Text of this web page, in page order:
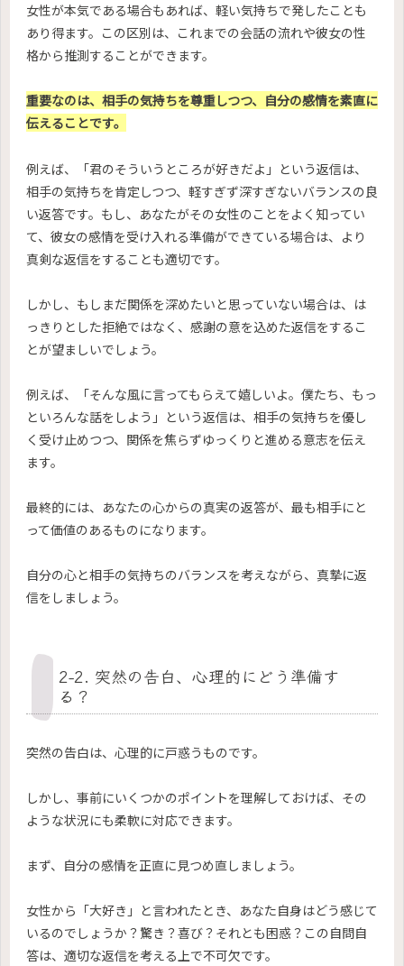
女性が本気である場合もあれば、軽い気持ちで発したことも
あり得ます。この区別は、これまでの会話の流れや彼女の性
格から推測することができます。
重要なのは、相手の気持ちを尊重しつつ、自分の感情を素直に
伝えることです。
例えば、「君のそういうところが好きだよ」という返信は、
相手の気持ちを肯定しつつ、軽すぎず深すぎないバランスの良
い返答です。もし、あなたがその女性のことをよく知ってい
て、彼女の感情を受け入れる準備ができている場合は、より
真剣な返信をすることも適切です。
しかし、もしまだ関係を深めたいと思っていない場合は、は
っきりとした拒絶ではなく、感謝の意を込めた返信をするこ
とが望ましいでしょう。
例えば、「そんな風に言ってもらえて嬉しいよ。僕たち、もっ
といろんな話をしよう」という返信は、相手の気持ちを優し
く受け止めつつ、関係を焦らずゆっくりと進める意志を伝え
ます。
最終的には、あなたの心からの真実の返答が、最も相手にと
って価値のあるものになります。
自分の心と相手の気持ちのバランスを考えながら、真摯に返
信をしましょう。
2-2. 突然の告白、心理的にどう準備す
る？
突然の告白は、心理的に戸惑うものです。
しかし、事前にいくつかのポイントを理解しておけば、その
ような状況にも柔軟に対応できます。
まず、自分の感情を正直に見つめ直しましょう。
女性から「大好き」と言われたとき、あなた自身はどう感じて
いるのでしょうか？驚き？喜び？それとも困惑？この自問自
答は、適切な返信を考える上で不可欠です。